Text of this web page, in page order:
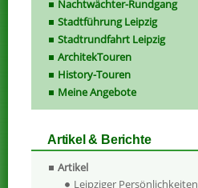
Nachtwächter-Rundgang
Stadtführung Leipzig
Stadtrundfahrt Leipzig
ArchitekTouren
History-Touren
Meine Angebote
Artikel & Berichte
Artikel
Leipziger Persönlichkeiten